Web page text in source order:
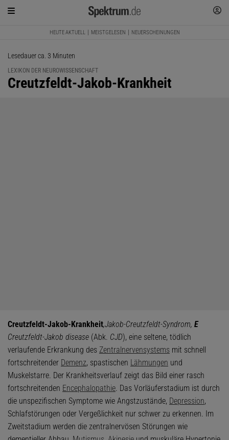
HEUTE AKTUELL MEISTGELESEN NEUERSCHEINUNGEN
Lesedauer ca. 3 Minuten
LEXIKON DER NEUROWISSENSCHAFT
:
Creutzfeldt-Jakob-Krankheit
Creutzfeldt-Jakob-Krankheit,Jakob-Creutzfeldt-Syndrom, E
Creutzfeldt-Jakob disease (Abk. CJD), eine seltene, tödlich
verlaufende Erkrankung des Zentralnervensystems mit schnell
fortschreitender Demenz, spastischen Lähmungen und
Muskelstarre. Der Krankheitsverlauf zeigt das Bild einer rasch
fortschreitenden Encephalopathie. Das Vorläuferstadium ist durch
die unspezifischen Symptome wie Angstzustände, Depression,
Schlafstörungen oder Vergeßlichkeit nur schwer zu erkennen. Im
Zweitstadium werden die zentralnervösen Störungen wie